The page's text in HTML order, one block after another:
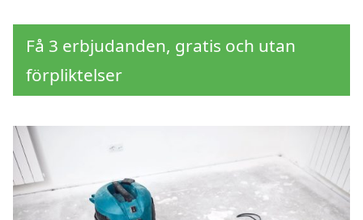
Få 3 erbjudanden, gratis och utan
förpliktelser